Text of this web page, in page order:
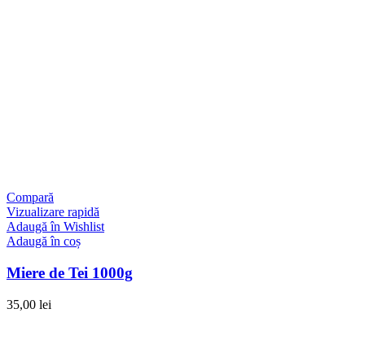
Compară
Vizualizare rapidă
Adaugă în Wishlist
Adaugă în coș
Miere de Tei 1000g
35,00 lei